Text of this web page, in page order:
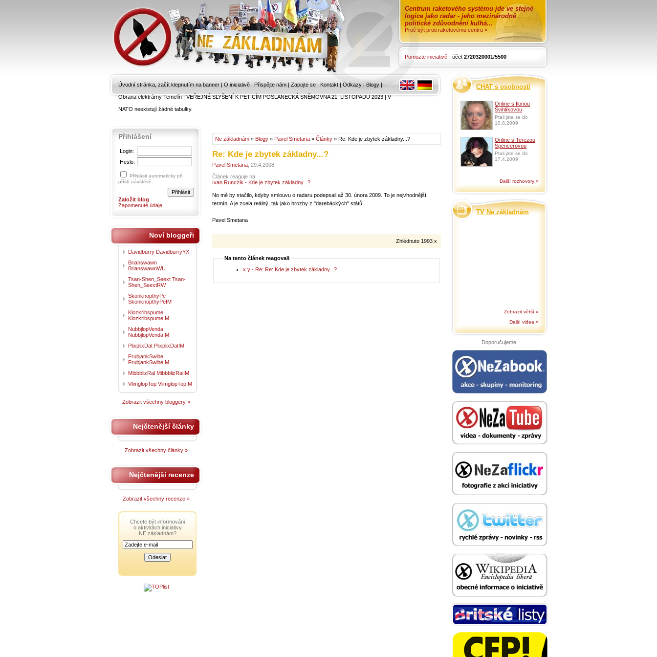
Centrum raketového systému jde ve stejné
logice jako radar - jeho mezinárodně
politické zdůvodnění kulhá...
Proč být proti raketovému centru »
Pomozte iniciativě - účet 2720320001/5500
Úvodní stránka, začít klepnutím na banner | O iniciativě | Přispějte nám | Zapojte se | Kontakt | Odkazy | Blogy |
Obrana elektrárny Temelín|VEŘEJNÉ SLYŠENÍ K PETICÍM POSLANECKÁ SNĚMOVNA 21. LISTOPADU 2023|V
NATO neexistují žádné tabulky.
Ne základnám » Blogy » Pavel Smetana » Články » Re: Kde je zbytek základny...?
Re: Kde je zbytek základny...?
Pavel Smetana , 29.4.2008
Článek reaguje na:
Ivan Runczik - Kde je zbytek základny...?
No mě by stačilo, kdyby smlouvu o radaru podepsali až 30. února 2009. To je nejvhodnější
termín. A je zcela reálný, tak jako hrozby z "darebáckých" států
Pavel Smetana
Zhlédnuto 1993 x
Na tento článek reagovali
x y - Re: Re: Kde je zbytek základny...?
Přihlášení
Login:
Heslo:
Přihlásit automaticky při
příští návštěvě.
Založit blog
Zapomenuté údaje
Noví bloggeři
Davidburry DavidburryYX
Brianswawn
BrianswawnWU
Tsan-Shen_Seext Tsan-
Shen_SeextRW
SkonknopthyPe
SkonknopthyPeIM
Klozkribspume
KlozkribspumeIM
NubbjlopVenda
NubbjlopVendaIM
PlixplixDat PlixplixDatIM
FrubjankSwibe
FrubjankSwibeIM
MibbblizRal MibbblizRalIM
VlimglopTop VlimglopTopIM
Zobrazit všechny bloggery »
Nejčtenější články
Zobrazit všechny články »
Nejčtenější recenze
Zobrazit všechny recenze »
Chcete být informováni
o aktivitách iniciativy
NE základnám?
CHAT s osobností
Online s Ilonou
Švihlíkovou
Ptali jste se do
10.8.2009
Online s Terezou
Spencerovou
Ptali jste se do
17.4.2009
Další rozhovory »
TV Ne základnám
Zobrazit větší »
Další videa »
Doporučujeme: